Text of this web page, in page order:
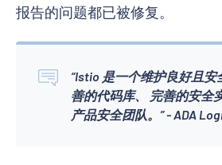
报告的问题都已被修复。
“Istio 是一个维护良好且
善的代码库、 完善的安全
产品安全团队。” - ADA